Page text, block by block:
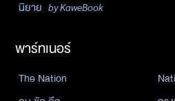
นิยาย by KaweBook
พาร์ทเนอร์
The Nation